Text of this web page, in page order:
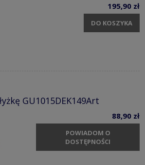
195,90 zł
DO KOSZYKA
GU1015DEK149Art
88,90 zł
POWIADOM O
DOSTĘPNOŚCI